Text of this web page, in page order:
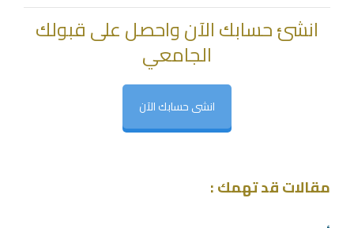
انشئ حسابك الآن واحصل على قبولك
الجامعي
انشى حسابك الآن
مقالات قد تهمك :